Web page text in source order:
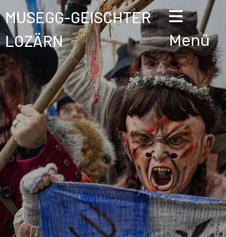
MUSEGG-GEISCHTER
LOZÄRN
Menü